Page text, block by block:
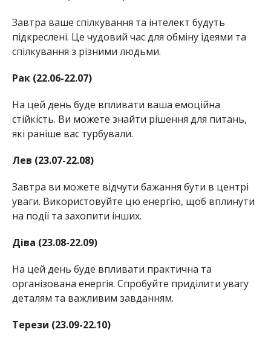
Завтра ваше спілкування та інтелект будуть
підкреслені. Це чудовий час для обміну ідеями та
спілкування з різними людьми.
Рак (22.06-22.07)
На цей день буде впливати ваша емоційна
стійкість. Ви можете знайти рішення для питань,
які раніше вас турбували.
Лев (23.07-22.08)
Завтра ви можете відчути бажання бути в центрі
уваги. Використовуйте цю енергію, щоб вплинути
на події та захопити інших.
Діва (23.08-22.09)
На цей день буде впливати практична та
організована енергія. Спробуйте приділити увагу
деталям та важливим завданням.
Терези (23.09-22.10)